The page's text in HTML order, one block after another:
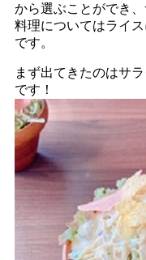
から選ぶことができ
料理についてはライ
です。
まず出てきたのはサ
です！